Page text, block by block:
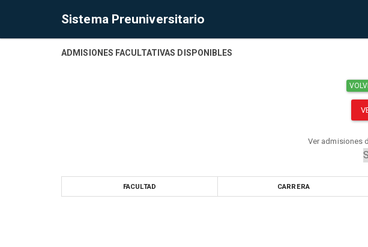
Sistema Preuniversitario
ADMISIONES FACULTATIVAS DISPONIBLES
Ver admisiones
FACULTAD CARRERA